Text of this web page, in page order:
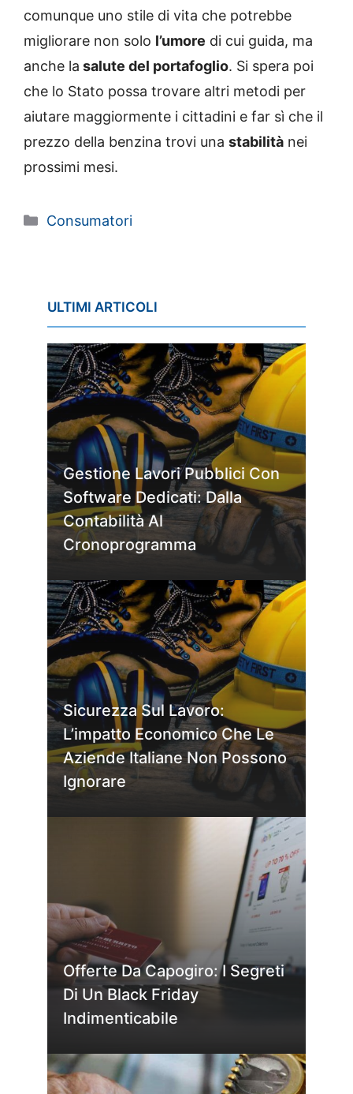
comunque uno stile di vita che potrebbe
migliorare non solo l’umore di cui guida, ma
anche la salute del portafoglio. Si spera poi
che lo Stato possa trovare altri metodi per
aiutare maggiormente i cittadini e far sì che il
prezzo della benzina trovi una stabilità nei
prossimi mesi.
Categorie
Consumatori
ULTIMI ARTICOLI
Gestione Lavori Pubblici Con
Software Dedicati: Dalla
Contabilità Al
Cronoprogramma
Sicurezza Sul Lavoro:
L’impatto Economico Che Le
Aziende Italiane Non Possono
Ignorare
Offerte Da Capogiro: I Segreti
Di Un Black Friday
Indimenticabile